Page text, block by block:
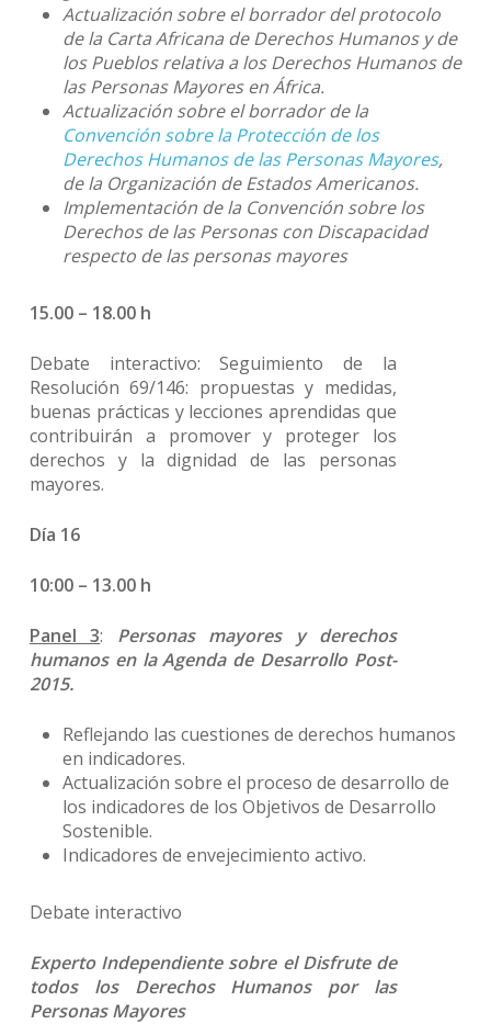
Actualización sobre el borrador del protocolo
de la Carta Africana de Derechos Humanos y de
los Pueblos relativa a los Derechos Humanos de
las Personas Mayores en África.
Actualización sobre el borrador de la
Convención sobre la Protección de los
Derechos Humanos de las Personas Mayores,
de la Organización de Estados Americanos.
Implementación de la Convención sobre los
Derechos de las Personas con Discapacidad
respecto de las personas mayores
15.00 – 18.00 h
Debate interactivo: Seguimiento de la
Resolución 69/146: propuestas y medidas,
buenas prácticas y lecciones aprendidas que
contribuirán a promover y proteger los
derechos y la dignidad de las personas
mayores.
Día 16
10:00 – 13.00 h
Panel 3: Personas mayores y derechos
humanos en la Agenda de Desarrollo Post-
2015.
Reflejando las cuestiones de derechos humanos
en indicadores.
Actualización sobre el proceso de desarrollo de
los indicadores de los Objetivos de Desarrollo
Sostenible.
Indicadores de envejecimiento activo.
Debate interactivo
Experto Independiente sobre el Disfrute de
todos los Derechos Humanos por las
Personas Mayores